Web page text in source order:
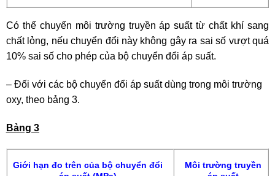
Có thể chuyển môi trường truyền áp suất từ chất khí sang
chất lỏng, nếu chuyển đổi này không gây ra sai số vượt quá
10% sai số cho phép của bộ chuyển đổi áp suất.
– Đối với các bộ chuyển đổi áp suất dùng trong môi trường
oxy, theo bảng 3.
Bảng 3
Giới hạn đo trên của bộ chuyển đổi
Môi trường truyền